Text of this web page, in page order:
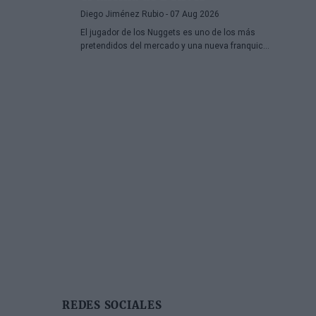
hora.
Diego Jiménez Rubio- 07 Aug 2026
El jugador de los Nuggets es uno de los más
pretendidos del mercado y una nueva franquicia
REDES SOCIALES